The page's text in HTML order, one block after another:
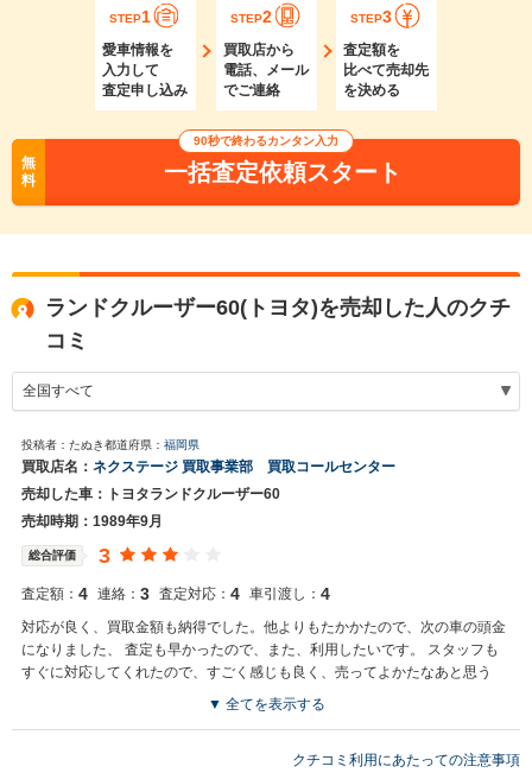
STEP1
愛車情報を
入力して
査定申し込み
STEP2
買取店から
電話、メール
でご連絡
STEP3
査定額を
比べて売却先
を決める
無
料
90秒で終わるカンタン入力
一括査定依頼スタート
ランドクルーザー60(トヨタ)を売却した人のクチ
コミ
投稿者：たぬき都道府県： 福岡県
買取店名： ネクステージ 買取事業部 買取コールセンター
売却した車：トヨタランドクルーザー60
売却時期：1989年9月
総合評価 3
査定額： 4 連絡： 3 査定対応： 4 車引渡し： 4
対応が良く、買取金額も納得でした。他よりもたかかたので、次の車の頭金
になりました、 査定も早かったので、また、利用したいです。 スタッフも
すぐに対応してくれたので、すごく感じも良く、売ってよかたなあと思う
買取店からの返信
お世話になっております。 株式会社ネクステージでございます。 この
▼ 全てを表示する
クチコミ利用にあたっての注意事項